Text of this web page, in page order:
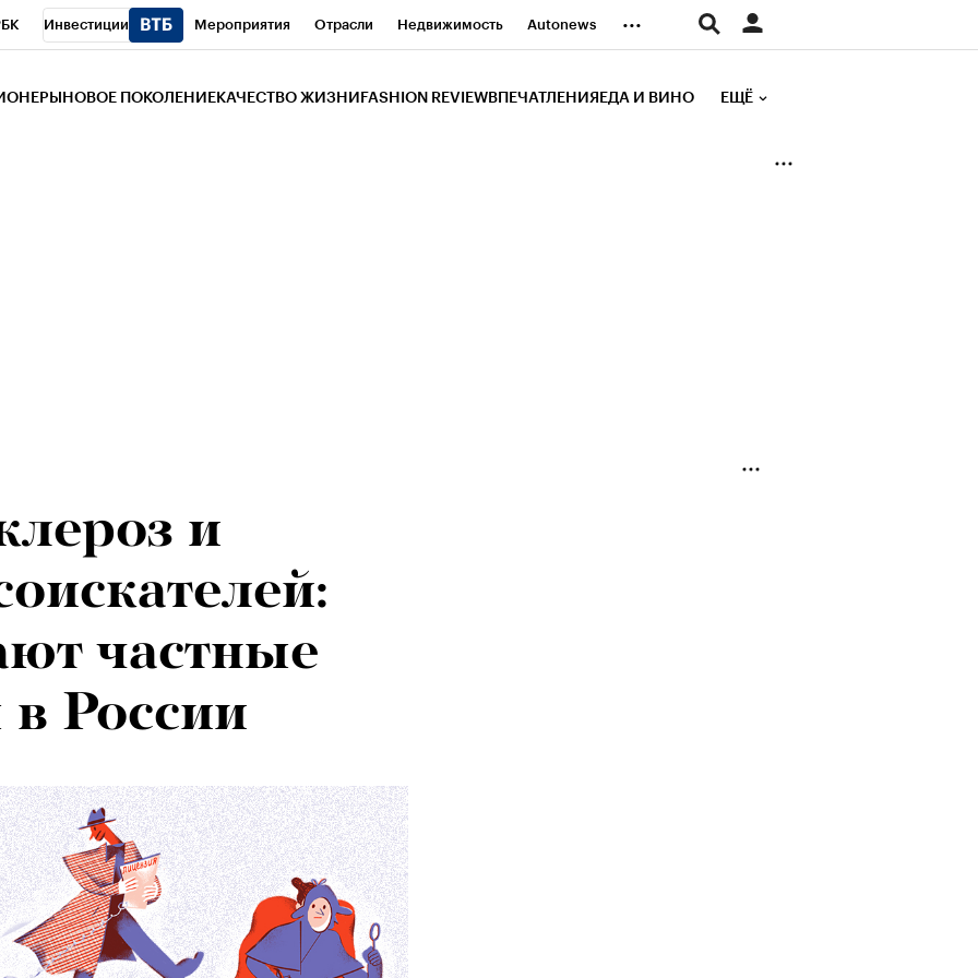
Инвестиции Мероприятия Отрасли Недвижимость Autonews ...
НОВОЕ ПОКОЛЕНИЕ КАЧЕСТВО ЖИЗНИ FASHION REVIEW ВПЕЧАТЛЕНИЯ ЕДА И ВИНО ЕЩЁ
и
частные
России
альпиниста:
не
от похода